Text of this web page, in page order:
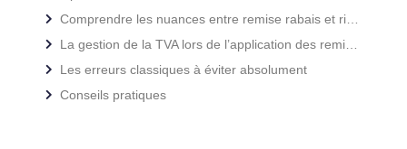
Les erreurs classiques à éviter absolument
Conseils pratiques